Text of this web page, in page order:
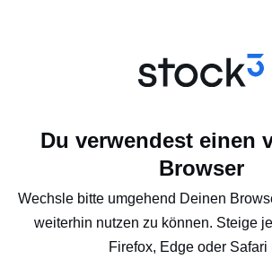
Du verwendest einen
Browser
Wechsle bitte umgehend Deinen
weiterhin nutzen zu können. Steige
Firefox, Edge oder Safari